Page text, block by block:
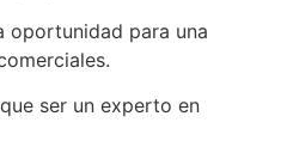
oportunidad para una
ser un experto en